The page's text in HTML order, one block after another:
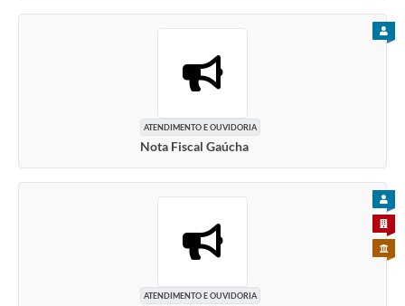
ATENDIMENTO E OUVIDORIA
Nota Fiscal Gaúcha
ATENDIMENTO E OUVIDORIA
PARA
PARA